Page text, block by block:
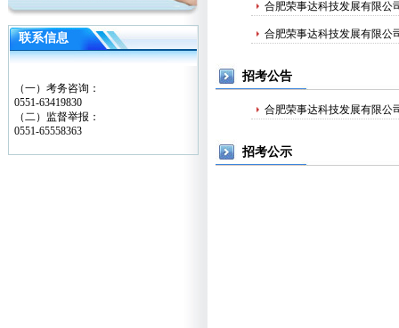
联系信息
（一）考务咨询：
0551-63419830
（二）监督举报：
0551-65558363
合肥荣事达科技发展有限公
合肥荣事达科技发展有限公
招考公告
合肥荣事达科技发展有限公
招考公示